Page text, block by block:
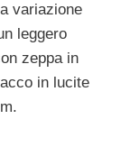
variazione
leggero
zeppa in
in lucite